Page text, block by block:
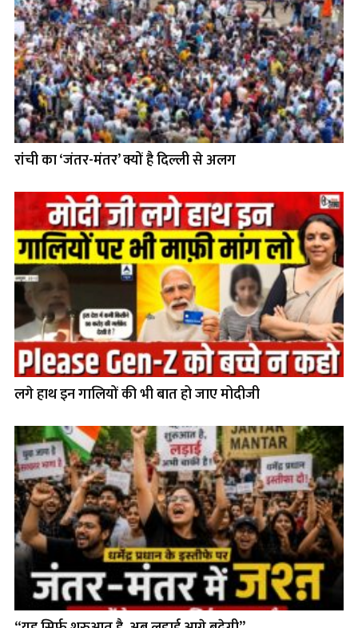
रांची का ‘जंतर-मंतर’ क्यों है दिल्ली से अलग
लगे हाथ इन गालियों की भी बात हो जाए मोदीजी